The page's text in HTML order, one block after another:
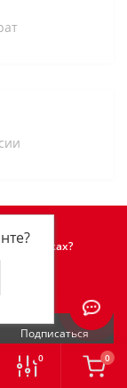
?
0 0
и скидках?
Подписаться